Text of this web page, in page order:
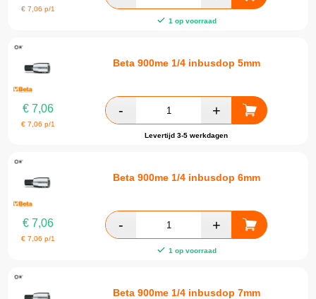
€7,06 p/1
1 op voorraad
Beta 900me 1/4 inbusdop 5mm
€ 7,06
€7,06 p/1
Levertijd 3-5 werkdagen
Beta 900me 1/4 inbusdop 6mm
€ 7,06
€7,06 p/1
1 op voorraad
Beta 900me 1/4 inbusdop 7mm